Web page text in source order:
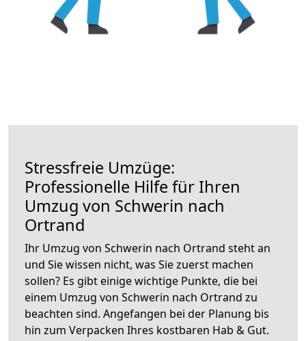
Stressfreie Umzüge:
Professionelle Hilfe für Ihren
Umzug von Schwerin nach
Ortrand
Ihr Umzug von Schwerin nach Ortrand steht an
und Sie wissen nicht, was Sie zuerst machen
sollen? Es gibt einige wichtige Punkte, die bei
einem Umzug von Schwerin nach Ortrand zu
beachten sind. Angefangen bei der Planung bis
hin zum Verpacken Ihres kostbaren Hab & Gut.